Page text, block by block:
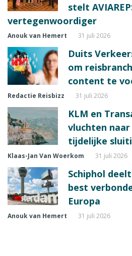
stelt
vertegenwoordiger
Anouk van Hemert 31 juli 2026
Duits
om
content te
Redactie Reisbizz 31 juli 2026
KLM en
vluchten
tijdelijke
Klaas-Jan Van Woerkom 31 juli 2026
Schiphol
best
Europa
Anouk van Hemert 31 juli 2026